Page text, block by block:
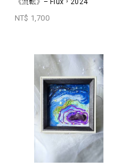
《流転》– Flux，2024
NT$ 1,700